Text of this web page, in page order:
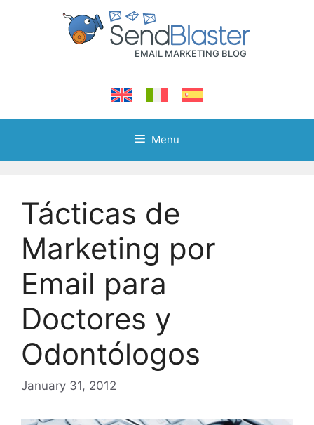
Menu
Tácticas de
Marketing por
Email para
Doctores y
Odontólogos
January 31, 2012